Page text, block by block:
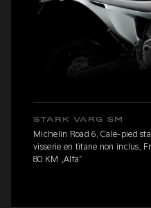
STARK VARG SM
Michelin Road 6, Cale-pied
visserie en titane non inclus,
80 KM „Alfa”